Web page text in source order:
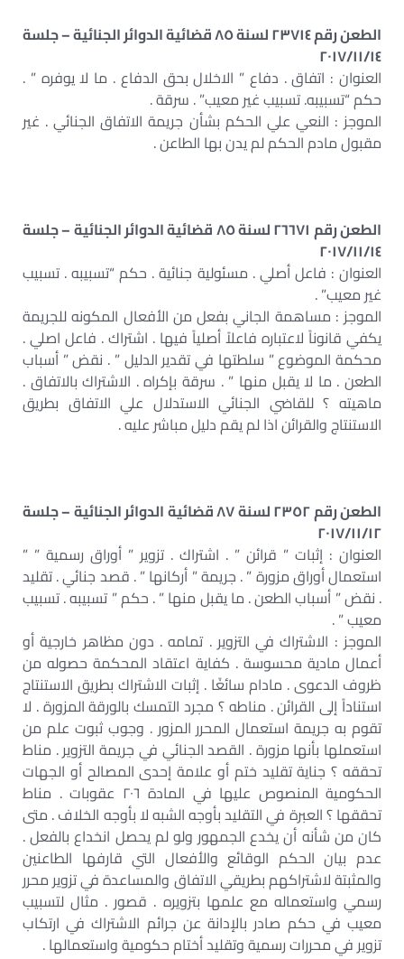
الطعن رقم ٢٣٧١٤ لسنة ٨٥ قضائية الدوائر الجنائية – جلسة
٢٠١٧/١١/١٤
العنوان : اتفاق . دفاع ” الاخلال بحق الدفاع . ما لا يوفره ” .
حكم “تسبيبه. تسبيب غير معيب” . سرقة .
الموجز : النعي علي الحكم بشأن جريمة الاتفاق الجنائي . غير
مقبول مادم الحكم لم يدن بها الطاعن .
الطعن رقم ٢٦٦٧١ لسنة ٨٥ قضائية الدوائر الجنائية – جلسة
٢٠١٧/١١/١٤
العنوان : فاعل أصلي . مسئولية جنائية . حكم “تسبيبه . تسبيب
غير معيب” .
الموجز : مساهمة الجاني بفعل من الأفعال المكونه للجريمة
يكفي قانوناً لاعتباره فاعلاً أصلياً فيها . اشتراك . فاعل اصلي .
محكمة الموضوع ” سلطتها في تقدير الدليل ” . نقض ” أسباب
الطعن . ما لا يقبل منها ” . سرقة بإكراه . الاشتراك بالاتفاق .
ماهيته ؟ للقاضي الجنائي الاستدلال علي الاتفاق بطريق
الاستنتاج والقرائن اذا لم يقم دليل مباشر عليه .
الطعن رقم ٢٣٥٢ لسنة ٨٧ قضائية الدوائر الجنائية – جلسة
٢٠١٧/١١/١٢
العنوان : إثبات ” قرائن ” . اشتراك . تزوير ” أوراق رسمية ” ”
استعمال أوراق مزورة ” . جريمة ” أركانها ” . قصد جنائي . تقليد
. نقض ” أسباب الطعن . ما يقبل منها ” . حكم ” تسبيبه . تسبيب
معيب ” .
الموجز : الاشتراك في التزوير . تمامه . دون مظاهر خارجية أو
أعمال مادية محسوسة . كفاية اعتقاد المحكمة حصوله من
ظروف الدعوى . مادام سائغًا . إثبات الاشتراك بطريق الاستنتاج
استناداً إلى القرائن . مناطه ؟ مجرد التمسك بالورقة المزورة . لا
تقوم به جريمة استعمال المحرر المزور . وجوب ثبوت علم من
استعملها بأنها مزورة . القصد الجنائي في جريمة التزوير . مناط
تحققه ؟ جناية تقليد ختم أو علامة إحدى المصالح أو الجهات
الحكومية المنصوص عليها في المادة ٢٠٦ عقوبات . مناط
تحققها ؟ العبرة في التقليد بأوجه الشبه لا بأوجه الخلاف . متى
كان من شأنه أن يخدع الجمهور ولو لم يحصل انخداع بالفعل .
عدم بيان الحكم الوقائع والأفعال التي قارفها الطاعنين
والمثبتة لاشتراكهم بطريقي الاتفاق والمساعدة في تزوير محرر
رسمي واستعماله مع علمها بتزويره . قصور . مثال لتسبيب
معيب في حكم صادر بالإدانة عن جرائم الاشتراك في ارتكاب
تزوير في محررات رسمية وتقليد أختام حكومية واستعمالها .